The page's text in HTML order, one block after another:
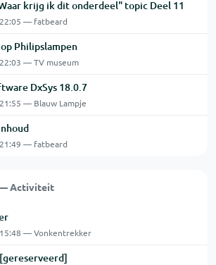
krijg ik dit onderdeel" topic Deel 11
— fatbeard
Philipslampen
— TV museum
DxSys 18.0.7
— Blauw Lampje
— fatbeard
— Activiteit
— Vonkentrekker